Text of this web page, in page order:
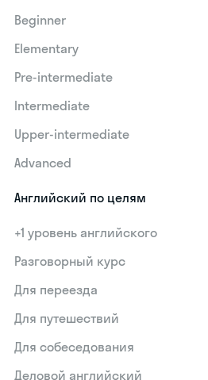
Beginner
Elementary
Pre-intermediate
Intermediate
Upper-intermediate
Advanced
Английский по целям
+1 уровень английского
Разговорный курс
Для переезда
Для путешествий
Для собеседования
Деловой английский